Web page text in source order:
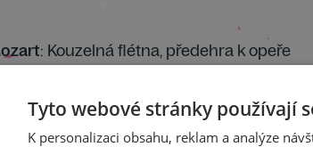
: Kouzelná flétna, předehra k opeře
rapsodie pro violoncello a orchestr
violoncello a orchestr
č. 5 "Di tre re"
Tyto webové stránky používají
K personalizaci obsahu, reklam a analýze